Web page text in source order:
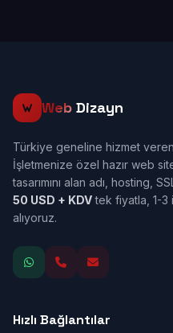
Web Dizayn
Türkiye geneline hizmet veren
İşletmenize özel hazır web
tasarımını alan adı, hosting,
50 USD + KDVtek fiyatla, 1-3
alıyoruz.
Hızlı Bağlantılar